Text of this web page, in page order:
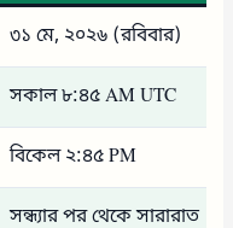
৩১ মে, ২০২৬ (রবিবার)
সকাল ৮:৪৫ AM UTC
বিকেল ২:৪৫ PM
সন্ধ্যার পর থেকে সারারাত